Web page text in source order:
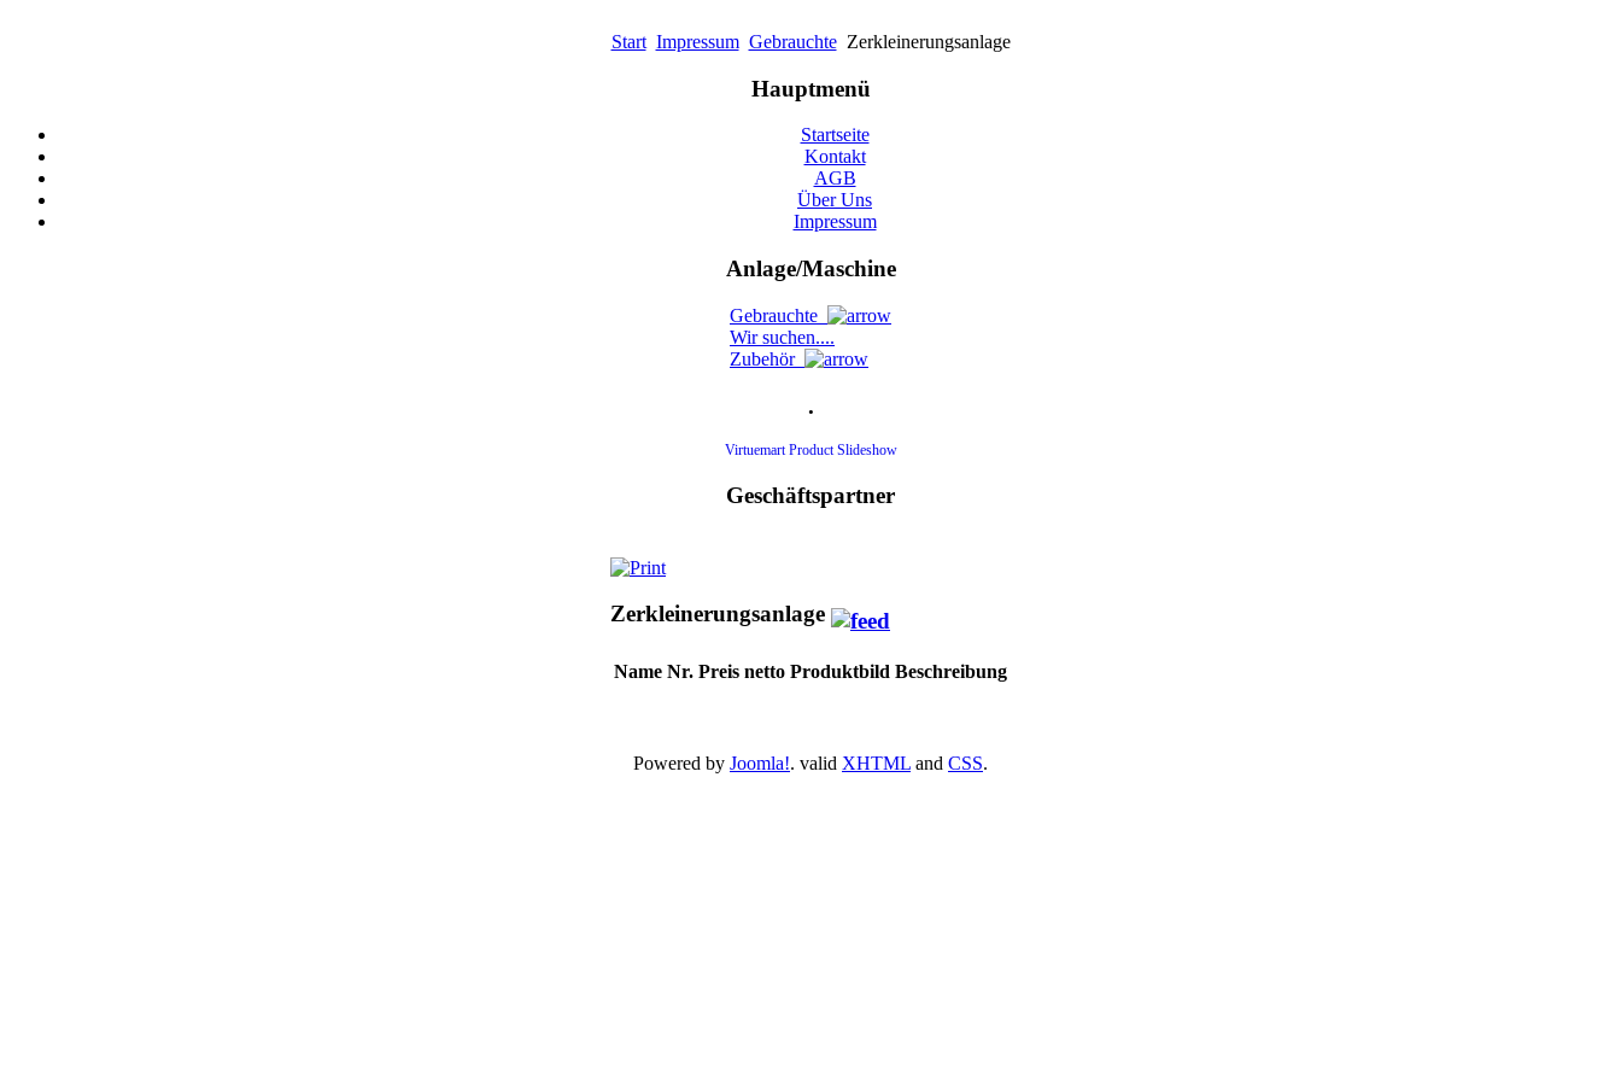
Start Impressum Gebrauchte Zerkleinerungsanlage
Hauptmenü
Startseite
Kontakt
AGB
Über Uns
Impressum
Anlage/Maschine
Gebrauchte
Wir suchen....
Zubehör
.
Virtuemart Product Slideshow
Geschäftspartner
Zerkleinerungsanlage
Name Nr. Preis netto Produktbild Beschreibung
Powered by Joomla!. valid XHTML and CSS.